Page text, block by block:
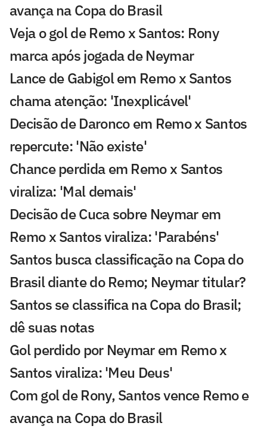
avança na Copa do Brasil
Veja o gol de Remo x Santos: Rony
marca após jogada de Neymar
Lance de Gabigol em Remo x Santos
chama atenção: 'Inexplicável'
Decisão de Daronco em Remo x Santos
repercute: 'Não existe'
Chance perdida em Remo x Santos
viraliza: 'Mal demais'
Decisão de Cuca sobre Neymar em
Remo x Santos viraliza: 'Parabéns'
Santos busca classificação na Copa do
Brasil diante do Remo; Neymar titular?
Santos se classifica na Copa do Brasil;
dê suas notas
Gol perdido por Neymar em Remo x
Santos viraliza: 'Meu Deus'
Com gol de Rony, Santos vence Remo e
avança na Copa do Brasil